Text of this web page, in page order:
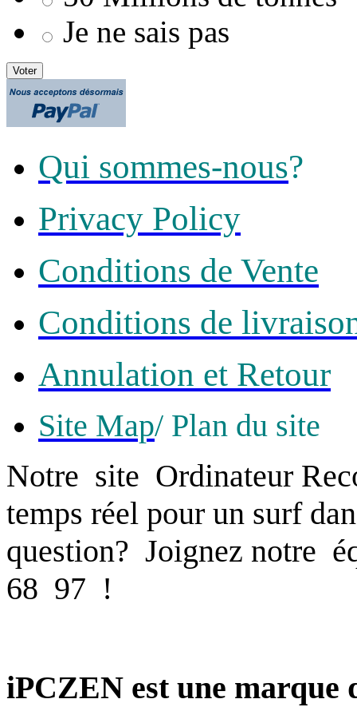
Je ne sais pas
Voter
Qui sommes-nous?
Privacy Policy
Conditions de Vente
Conditions de
Annulation et Retour
Site Map/ Plan du site
Notre site Ordinateur
temps réel pour un surf
question? Joignez notre
68 97 !
iPCZEN est une marque